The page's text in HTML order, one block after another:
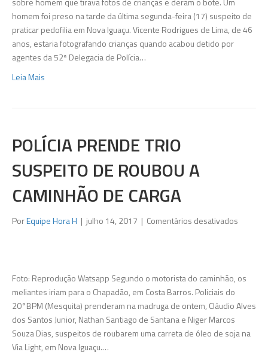
jaula
em
homem foi preso na tarde da última segunda-feira (17) suspeito de
praticar pedofilia em Nova Iguaçu. Vicente Rodrigues de Lima, de 46
anos, estaria fotografando crianças quando acabou detido por
agentes da 52ª Delegacia de Polícia…
Leia Mais
POLÍCIA PRENDE TRIO
SUSPEITO DE ROUBOU A
CAMINHÃO DE CARGA
PorEquipe Hora H | julho 14, 2017 | Comentários desativados
suspeito
roubou
Foto: Reprodução Watsapp Segundo o motorista do caminhão, os
meliantes iriam para o Chapadão, em Costa Barros. Policiais do
20°BPM (Mesquita) prenderam na madruga de ontem, Cláudio Alves
dos Santos Junior, Nathan Santiago de Santana e Niger Marcos
Souza Dias, suspeitos de roubarem uma carreta de óleo de soja na
Via Light, em Nova Iguaçu.…